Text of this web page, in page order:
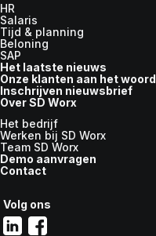
HR
Salaris
Tijd & planning
Beloning
SAP
Het laatste nieuws
Onze klanten aan het woord
Inschrijven nieuwsbrief
Over SD Worx
Het bedrijf
Werken bij SD Worx
Team SD Worx
Demo aanvragen
Contact
Volg ons